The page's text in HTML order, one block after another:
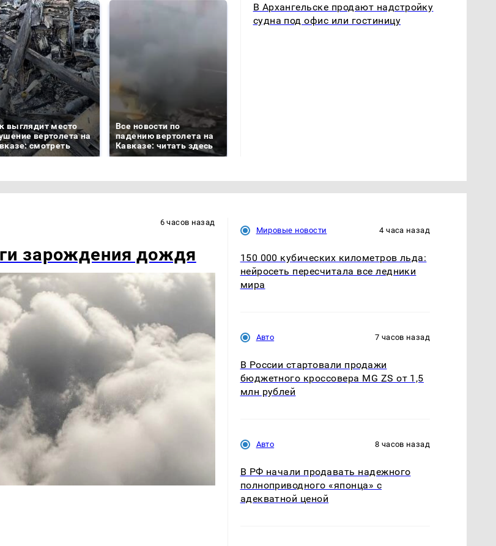
выглядит место
вертолета на
смотреть
Все новости по
падению вертолета на
Кавказе: читать здесь
В Архангельске продают надстройку
судна под офис или гостиницу
6 часов назад
зарождения дождя
Мировые новости 4 часа назад
150 000 кубических километров льда:
нейросеть пересчитала все ледники
мира
Авто 7 часов назад
В России стартовали продажи
бюджетного кроссовера MG ZS от 1,5
млн рублей
Авто 8 часов назад
В РФ начали продавать надежного
полноприводного «японца» с
адекватной ценой